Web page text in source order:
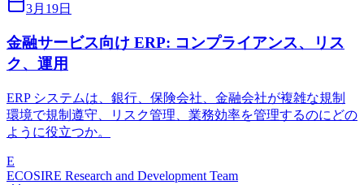
3月19日
金融サービス向け ERP: コンプライアンス、リス
ク、運用
ERP システムは、銀行、保険会社、金融会社が複雑な規制
環境で規制遵守、リスク管理、業務効率を管理するのにどの
ように役立つか。
E
ECOSIRE Research and Development Team